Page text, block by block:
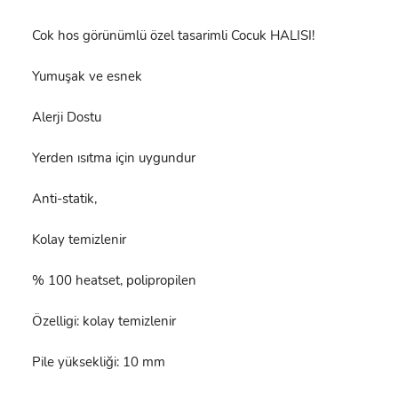
Cok hos görünümlü özel tasarimli Cocuk HALISI!
Yumuşak ve esnek
Alerji Dostu
Yerden ısıtma için uygundur
Anti-statik,
Kolay temizlenir
% 100 heatset, polipropilen
Özelligi: kolay temizlenir
Pile yüksekliği: 10 mm